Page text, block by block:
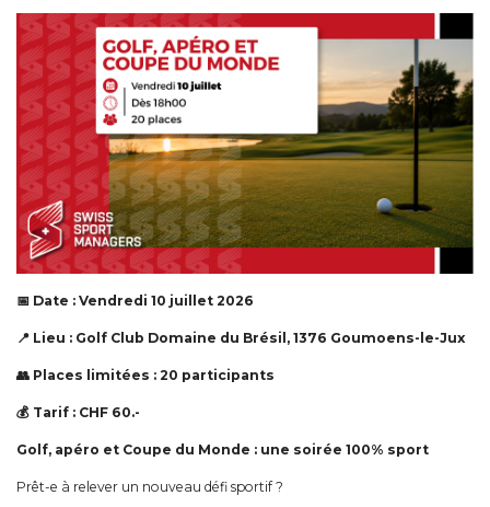
📅 Date : Vendredi 10 juillet 2026
📍 Lieu : Golf Club Domaine du Brésil, 1376 Goumoens-le-Jux
👥 Places limitées : 20 participants
💰 Tarif : CHF 60.-
Golf, apéro et Coupe du Monde : une soirée 100% sport
Prêt-e à relever un nouveau défi sportif ?